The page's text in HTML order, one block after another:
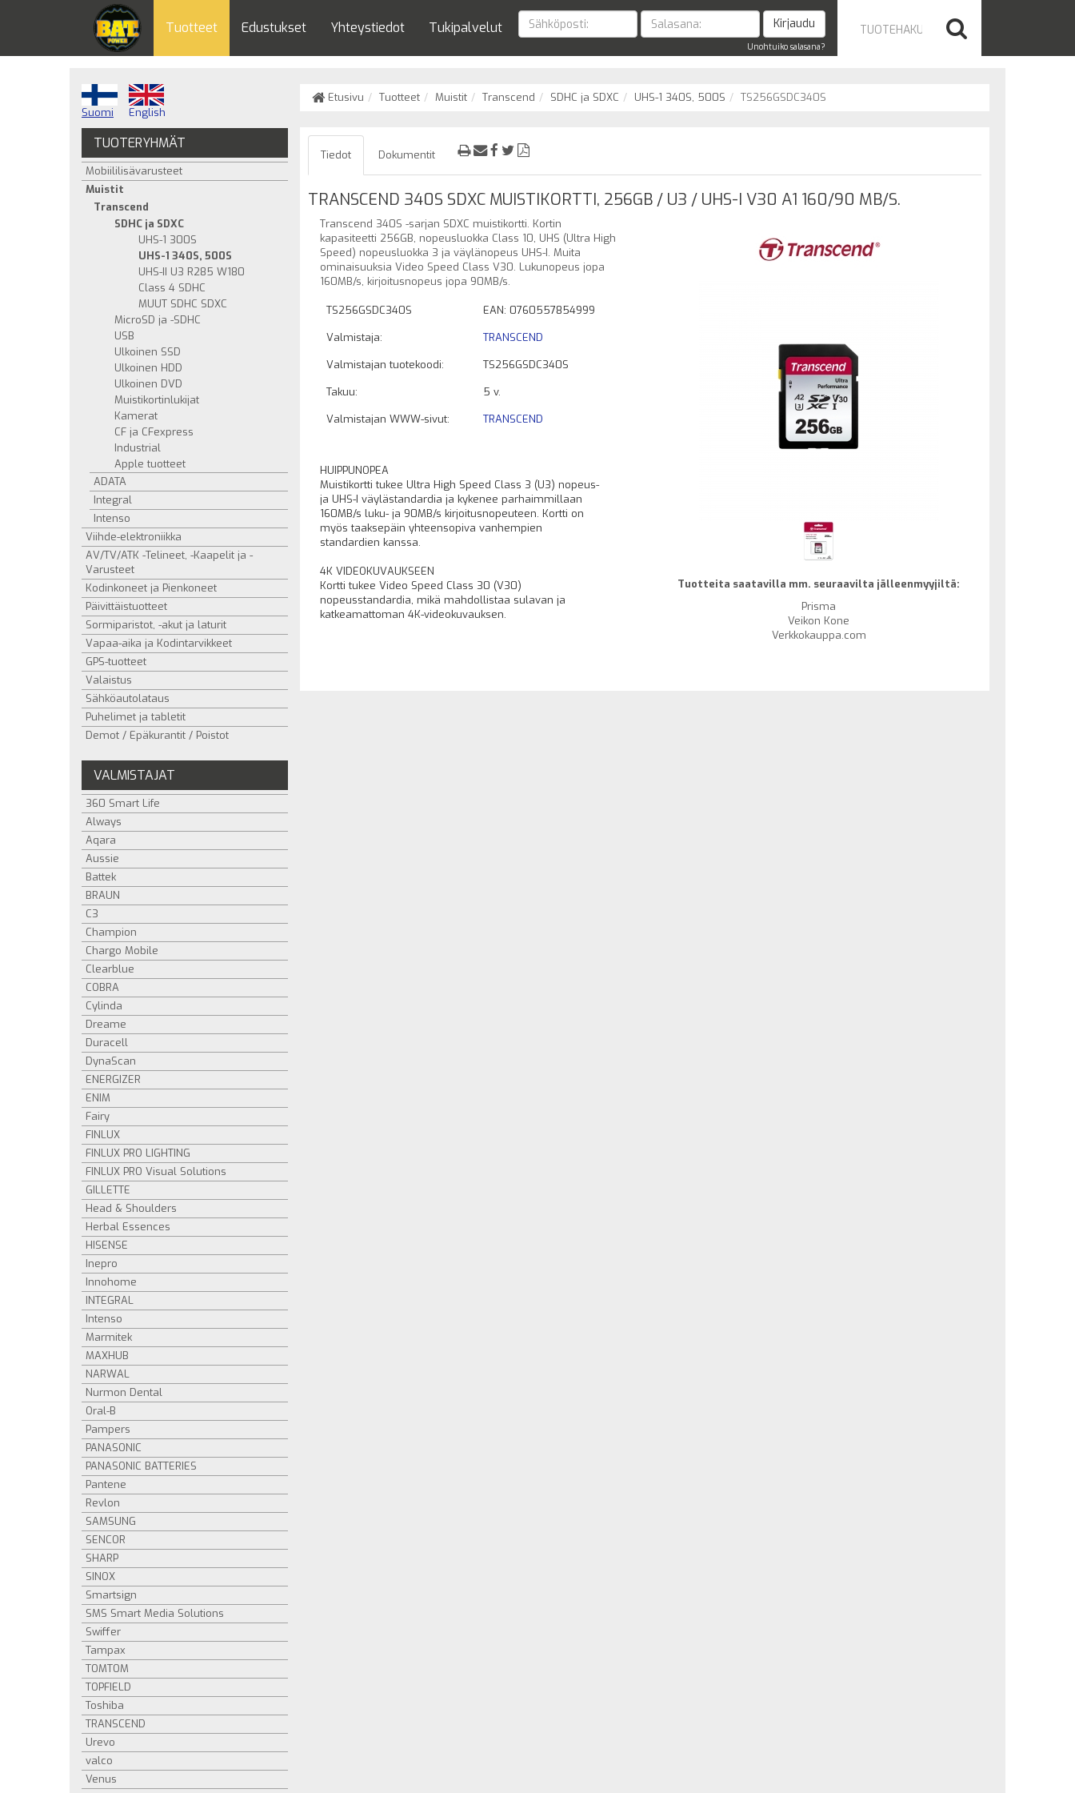
Tuotteet Edustukset Yhteystiedot Tukipalvelut
Unohtuiko salasana?
Etusivu Tuotteet Muistit Transcend SDHC ja SDXC UHS-1 340S, 500S TS256GSDC340S
Tiedot Dokumentit
TRANSCEND 340S SDXC MUISTIKORTTI, 256GB / U3 / UHS-I V30 A1 160/90 MB/S.
Tuotteita saatavilla mm. seuraavilta jälleenmyyjiltä:
Prisma
Veikon Kone
Verkkokauppa.com
Transcend 340S -sarjan SDXC muistikortti. Kortin
kapasiteetti 256GB, nopeusluokka Class 10, UHS (Ultra High
Speed) nopeusluokka 3 ja väylänopeus UHS-I. Muita
ominaisuuksia Video Speed Class V30. Lukunopeus jopa
160MB/s, kirjoitusnopeus jopa 90MB/s.
TS256GSDC340S
EAN: 0760557854999
Valmistaja:
TRANSCEND
Valmistajan tuotekoodi:
TS256GSDC340S
Takuu:
5 v.
Valmistajan WWW-sivut:
TRANSCEND
HUIPPUNOPEA
Muistikortti tukee Ultra High Speed Class 3 (U3) nopeus-
ja UHS-I väylästandardia ja kykenee parhaimmillaan
160MB/s luku- ja 90MB/s kirjoitusnopeuteen. Kortti on
myös taaksepäin yhteensopiva vanhempien
standardien kanssa.
4K VIDEOKUVAUKSEEN
Kortti tukee Video Speed Class 30 (V30)
nopeusstandardia, mikä mahdollistaa sulavan ja
katkeamattoman 4K-videokuvauksen.
Suomi English
TUOTERYHMÄT
Mobiililisävarusteet
Muistit
Transcend
SDHC ja SDXC
UHS-1 300S
UHS-1 340S, 500S
UHS-II U3 R285 W180
Class 4 SDHC
MUUT SDHC SDXC
MicroSD ja -SDHC
USB
Ulkoinen SSD
Ulkoinen HDD
Ulkoinen DVD
Muistikortinlukijat
Kamerat
CF ja CFexpress
Industrial
Apple tuotteet
ADATA
Integral
Intenso
Viihde-elektroniikka
AV/TV/ATK -Telineet, -Kaapelit ja -
Varusteet
Kodinkoneet ja Pienkoneet
Päivittäistuotteet
Sormiparistot, -akut ja laturit
Vapaa-aika ja Kodintarvikkeet
GPS-tuotteet
Valaistus
Sähköautolataus
Puhelimet ja tabletit
Demot / Epäkurantit / Poistot
VALMISTAJAT
360 Smart Life
Always
Aqara
Aussie
Battek
BRAUN
C3
Champion
Chargo Mobile
Clearblue
COBRA
Cylinda
Dreame
Duracell
DynaScan
ENERGIZER
ENIM
Fairy
FINLUX
FINLUX PRO LIGHTING
FINLUX PRO Visual Solutions
GILLETTE
Head & Shoulders
Herbal Essences
HISENSE
Inepro
Innohome
INTEGRAL
Intenso
Marmitek
MAXHUB
NARWAL
Nurmon Dental
Oral-B
Pampers
PANASONIC
PANASONIC BATTERIES
Pantene
Revlon
SAMSUNG
SENCOR
SHARP
SINOX
Smartsign
SMS Smart Media Solutions
Swiffer
Tampax
TOMTOM
TOPFIELD
Toshiba
TRANSCEND
Urevo
valco
Venus